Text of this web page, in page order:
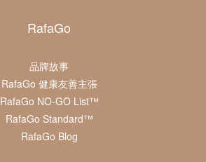
RafaGo
品牌故事
RafaGo 健康友善主張
RafaGo NO-GO List™
RafaGo Standard™
RafaGo Blog